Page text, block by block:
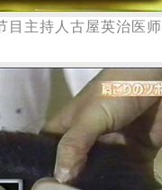
目主持人古屋英治医师